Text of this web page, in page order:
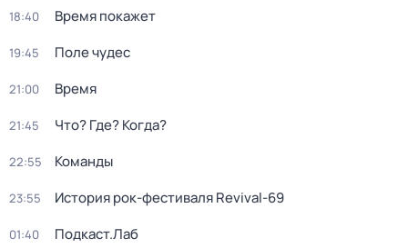
18:40 Время покажет
19:45 Поле чудес
21:00 Время
21:45 Что? Где? Когда?
22:55 Команды
23:55 История рок-фестиваля Revival-69
01:40 Подкаст.Лаб